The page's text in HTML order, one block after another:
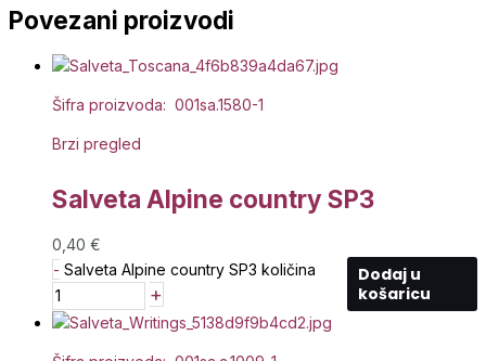
Povezani proizvodi
Šifra proizvoda: 001sa.1580-1
Brzi pregled
Salveta Alpine country SP3
0,40 €
- Salveta Alpine country SP3 količina
+
Dodaj u
košaricu